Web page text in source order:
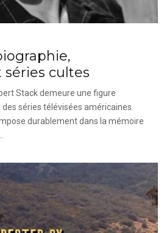
cultes
Stack demeure une figure
séries télévisées américaines.
durablement dans la mémoire